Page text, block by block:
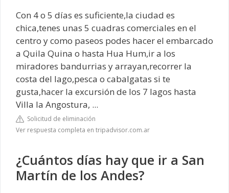
Con 4 o 5 días es suficiente,la ciudad es
chica,tenes unas 5 cuadras comerciales en el
centro y como paseos podes hacer el embarcado
a Quila Quina o hasta Hua Hum,ir a los
miradores bandurrias y arrayan,recorrer la
costa del lago,pesca o cabalgatas si te
gusta,hacer la excursión de los 7 lagos hasta
Villa la Angostura, ...
Solicitud de eliminación
Ver respuesta completa en tripadvisor.com.ar
¿Cuántos días hay que ir a San
Martín de los Andes?